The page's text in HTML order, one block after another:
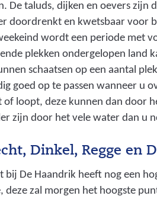
a
n
i
s
a
e
d
i
De taluds, dijken en oevers zijn
doordrenkt en kwetsbaar voor
wordt een periode met
plekken ondergelopen land
schaatsen op een aantal
goed op te passen wanneer u
of loopt, deze kunnen dan door
zijn door het vele water dan u
Dinkel, Regge en
bij De Haandrik heeft nog een
deze zal morgen het hoogste